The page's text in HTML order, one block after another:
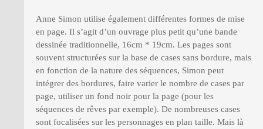
Anne Simon utilise également différentes formes de mise
en page. Il s’agit d’un ouvrage plus petit qu’une bande
dessinée traditionnelle, 16cm * 19cm. Les pages sont
souvent structurées sur la base de cases sans bordure, mais
en fonction de la nature des séquences, Simon peut
intégrer des bordures, faire varier le nombre de cases par
page, utiliser un fond noir pour la page (pour les
séquences de rêves par exemple). De nombreuses cases
sont focalisées sur les personnages en plan taille. Mais là